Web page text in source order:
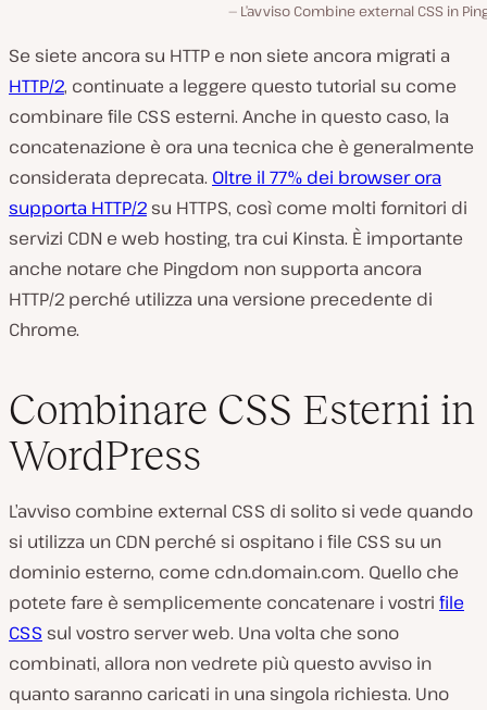
L’avviso Combine external CSS in
Se siete ancora su HTTP e non siete ancora migrati a
HTTP/2, continuate a leggere questo tutorial su come
combinare file CSS esterni. Anche in questo caso, la
concatenazione è ora una tecnica che è generalmente
considerata deprecata. Oltre il 77% dei browser ora
supporta HTTP/2 su HTTPS, così come molti fornitori di
servizi CDN e web hosting, tra cui Kinsta. È importante
anche notare che Pingdom non supporta ancora
HTTP/2 perché utilizza una versione precedente di
Chrome.
Combinare CSS Esterni in
WordPress
L’avviso combine external CSS di solito si vede quando
si utilizza un CDN perché si ospitano i file CSS su un
dominio esterno, come cdn.domain.com. Quello che
potete fare è semplicemente concatenare i vostri file
CSS sul vostro server web. Una volta che sono
combinati, allora non vedrete più questo avviso in
quanto saranno caricati in una singola richiesta. Uno